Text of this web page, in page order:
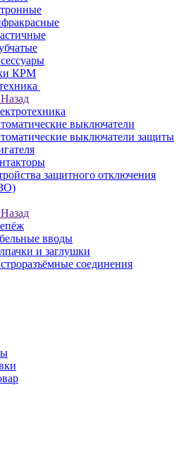
КРМ
Назад
выключатели
выключатели защиты
защитного отключения
Назад
вводы
и заглушки
соединения